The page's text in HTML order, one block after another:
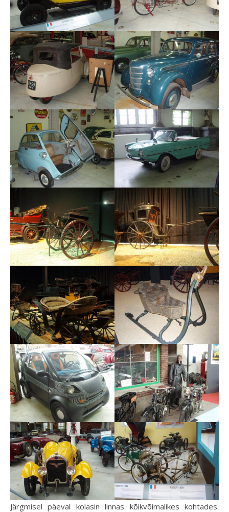
Järgmisel päeval kolasin linnas kõikvõimalikes kohtades.